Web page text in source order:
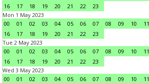
16
17 18 19 20 21 22
23
Mon 1 May 2023
00
01 02 03 04 05 06 07 08 09 10 11
16
17 18 19 20 21 22
23
Tue 2 May 2023
00
01 02 03 04 05 06 07 08 09 10 11
16
17 18 19 20 21 22
23
Wed 3 May 2023
00
01 02 03 04 05 06 07 08 09 10 11